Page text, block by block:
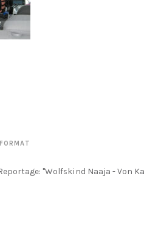
"Wolfskind Naaja - Von